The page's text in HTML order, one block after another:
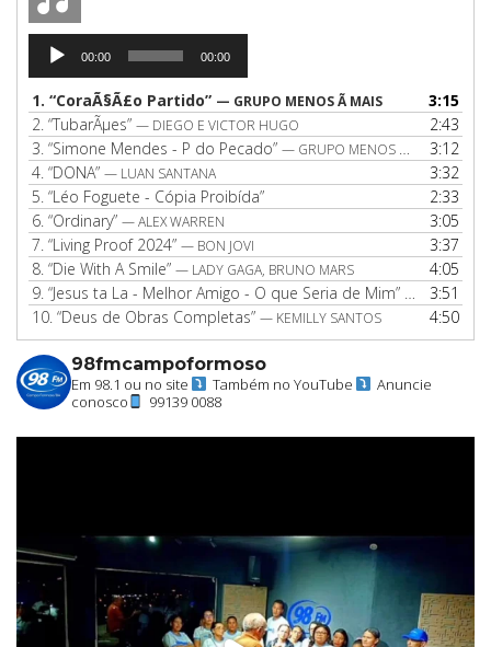
Tocador
00:00 00:00
1. “CoraÃ§Ã£o Partido” — GRUPO MENOS Ã MAIS
3:15
2. “TubarÃµes” — DIEGO E VICTOR HUGO
2:43
3. “Simone Mendes - P do Pecado” — GRUPO MENOS É MAIS
3:12
4. “DONA” — LUAN SANTANA
3:32
5. “Léo Foguete - Cópia Proibída”
2:33
6. “Ordinary” — ALEX WARREN
3:05
7. “Living Proof 2024” — BON JOVI
3:37
8. “Die With A Smile” — LADY GAGA, BRUNO MARS
4:05
9. “Jesus ta La - Melhor Amigo - O que Seria de Mim” — NAIR NANY
3:51
10. “Deus de Obras Completas” — KEMILLY SANTOS 4:50
98fmcampoformoso
Em 98.1 ou no site Também no YouTube
Anuncie
conosco
99139 0088